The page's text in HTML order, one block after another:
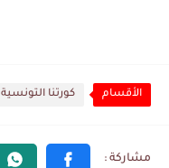
الأقسام كورتنا التونسية